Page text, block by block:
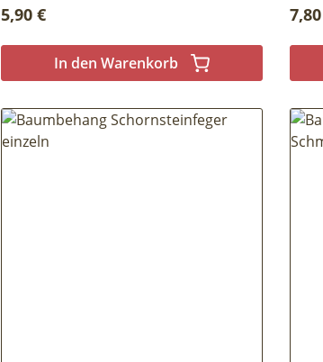
Regulärer Preis:
5,90 €
In den Warenkorb